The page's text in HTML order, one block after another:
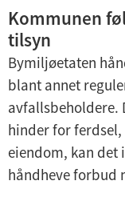
Kommunen
tilsyn
Bymiljøetaten
blant annet
avfallsbeholdere.
hinder for
eiendom, kan det
håndheve forbud